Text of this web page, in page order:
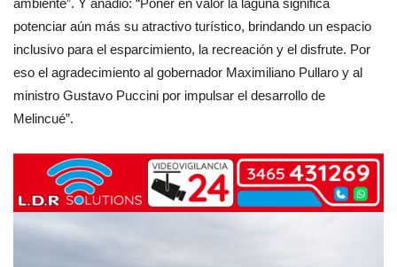
potenciar aún más su atractivo turístico, brindando un espacio
inclusivo para el esparcimiento, la recreación y el disfrute. Por
eso el agradecimiento al gobernador Maximiliano Pullaro y al
ministro Gustavo Puccini por impulsar el desarrollo de
Melincué”.